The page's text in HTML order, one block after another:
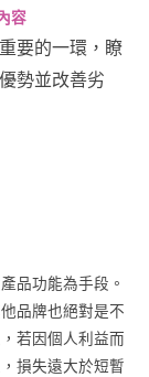
容
要的一環，瞭
勢並改善劣
品功能為手段。
品牌也絕對是不
若因個人利益而
損失遠大於短暫